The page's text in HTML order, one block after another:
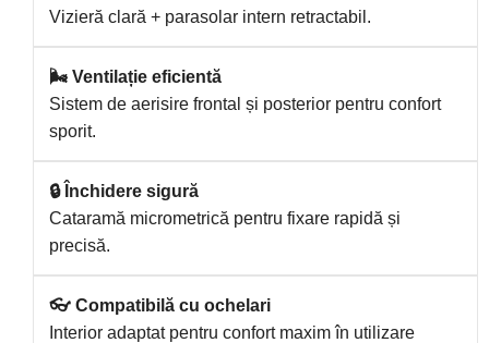
Vizieră clară + parasolar intern retractabil.
🌬 Ventilație eficientă
Sistem de aerisire frontal și posterior pentru confort
sporit.
🔒 Închidere sigură
Cataramă micrometrică pentru fixare rapidă și
precisă.
👓 Compatibilă cu ochelari
Interior adaptat pentru confort maxim în utilizare